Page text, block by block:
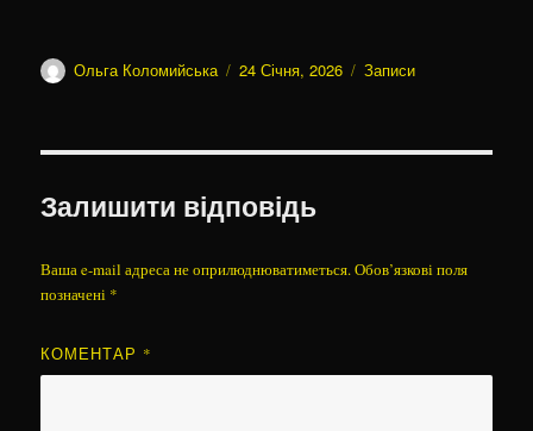
Автор
Ольга Коломийська Оприлюднено
24 Січня, 2026 Категорії
Записи
Залишити відповідь
Ваша e-mail адреса не оприлюднюватиметься.Обов’язкові поля
позначені *
КОМЕНТАР *